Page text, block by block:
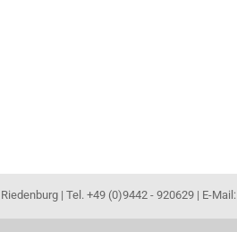
| Tel. +49 (0)9442 - 920629 | E-Mail: